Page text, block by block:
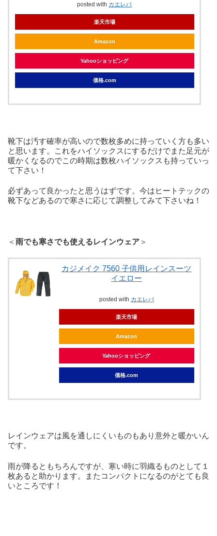
posted with カエレバ
楽天市場
Amazon
Yahooショッピング
価格.com
靴下は汚す確率が高いので数枚多めに持っていく方も多い
と思います。これをハイソックスにするだけでまた足元が
暖かくなるのでこの時期は数枚ハイソックスも持っていっ
て下さい！
必ずあって良かったと思うはずです。今はヒートテックの
靴下などあるので寒さに応じて調整してみて下さいね！
＜ 雨でも寒さでも使えるレインウェア ＞
カジメイク 7560 子供用レインスーツ
イエロー
posted with カエレバ
楽天市場
Amazon
Yahooショッピング
価格.com
レインウェアは風を通しにくいものもあり意外と暖かいん
です。
雨が降るともちろんですが、寒い時に羽織るものとして１
枚あると助かります。またコンパクトになるのがとても良
いところです！